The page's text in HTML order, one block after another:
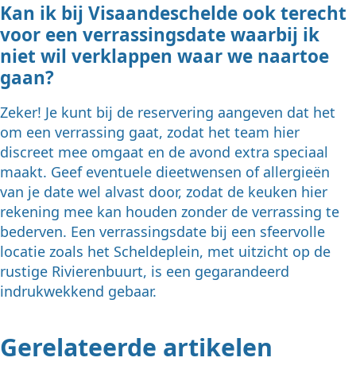
Kan ik bij Visaandeschelde ook terecht
voor een verrassingsdate waarbij ik
niet wil verklappen waar we naartoe
gaan?
Zeker! Je kunt bij de reservering aangeven dat het
om een verrassing gaat, zodat het team hier
discreet mee omgaat en de avond extra speciaal
maakt. Geef eventuele dieetwensen of allergieën
van je date wel alvast door, zodat de keuken hier
rekening mee kan houden zonder de verrassing te
bederven. Een verrassingsdate bij een sfeervolle
locatie zoals het Scheldeplein, met uitzicht op de
rustige Rivierenbuurt, is een gegarandeerd
indrukwekkend gebaar.
Gerelateerde artikelen